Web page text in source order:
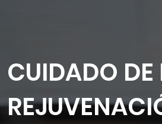
CUIDADO DE